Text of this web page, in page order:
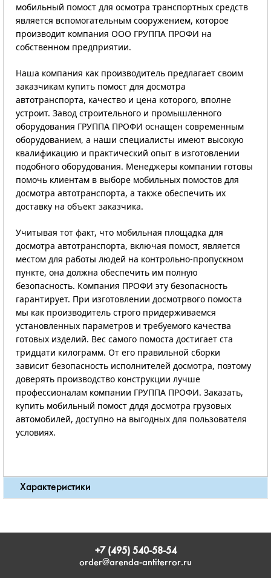
мобильный помост для осмотра транспортных средств
является вспомогательным сооружением, которое
производит компания ООО ГРУППА ПРОФИ на
собственном предприятии.
Наша компания как производитель предлагает своим
заказчикам купить помост для досмотра
автотранспорта, качество и цена которого, вполне
устроит. Завод строительного и промышленного
оборудования ГРУППА ПРОФИ оснащен современным
оборудованием, а наши специалисты имеют высокую
квалификацию и практический опыт в изготовлении
подобного оборудования. Менеджеры компании готовы
помочь клиентам в выборе мобильных помостов для
досмотра автотранспорта, а также обеспечить их
доставку на объект заказчика.
Учитывая тот факт, что мобильная площадка для
досмотра автотранспорта, включая помост, является
местом для работы людей на контрольно-пропускном
пункте, она должна обеспечить им полную
безопасность. Компания ПРОФИ эту безопасность
гарантирует. При изготовлении досмотрвого помоста
мы как производитель строго придерживаемся
установленных параметров и требуемого качества
готовых изделий. Вес самого помоста достигает ста
тридцати килограмм. От его правильной сборки
зависит безопасность исполнителей досмотра, поэтому
доверять производство конструкции лучше
профессионалам компании ГРУППА ПРОФИ. Заказать,
купить мобильный помост длдя досмотра грузовых
автомобилей, доступно на выгодных для пользователя
условиях.
Характеристики
+7 (495) 540-58-54
order@arenda-antiterror.ru